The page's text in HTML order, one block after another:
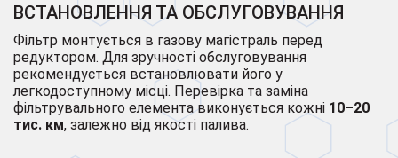
ВСТАНОВЛЕННЯ ТА ОБСЛУГОВУВАННЯ
Фільтр монтується в газову магістраль перед
редуктором. Для зручності обслуговування
рекомендується встановлювати його у
легкодоступному місці. Перевірка та заміна
фільтрувального елемента виконується кожні 10–20
тис. км, залежно від якості палива.